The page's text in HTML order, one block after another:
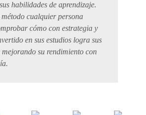
habilidades de aprendizaje.
método cualquier persona
cómo con estrategia y
en sus estudios logra sus
mejorando su rendimiento con